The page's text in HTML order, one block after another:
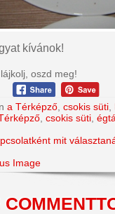
kívánok!
oszd meg!
a Térképző csokis süti
csokis süti
mit
Image